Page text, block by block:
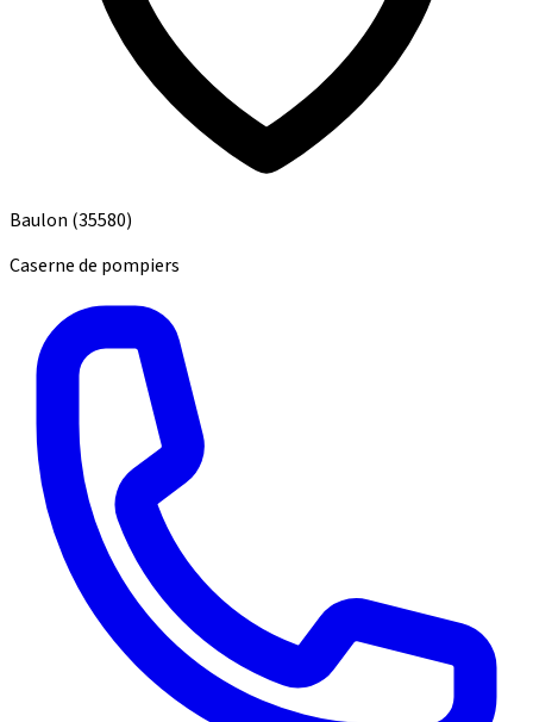
Baulon (35580)
Caserne de pompiers